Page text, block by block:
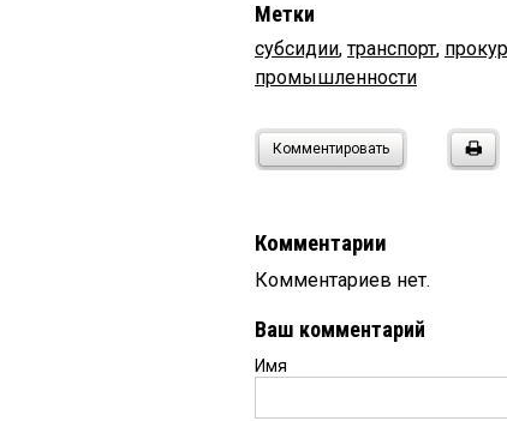
Метки
субсидии,транспорт,
промышленности
Комментировать
Комментарии
Комментариев нет.
Ваш комментарий
Имя